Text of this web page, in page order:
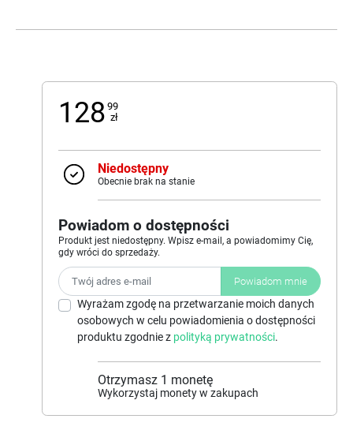
128 99
zł
Niedostępny
Obecnie brak na stanie
Powiadom o dostępności
Produkt jest niedostępny. Wpisz e-mail, a powiadomimy Cię,
gdy wróci do sprzedaży.
Powiadom mnie
Wyrażam zgodę na przetwarzanie moich danych
osobowych w celu powiadomienia o dostępności
produktu zgodnie z polityką prywatności.
Otrzymasz 1 monetę
Wykorzystaj monety w zakupach